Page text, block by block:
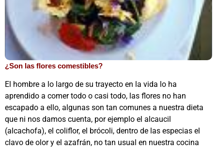
¿Son las flores comestibles?
El hombre a lo largo de su trayecto en la vida lo ha
aprendido a comer todo o casi todo, las flores no han
escapado a ello, algunas son tan comunes a nuestra dieta
que ni nos damos cuenta, por ejemplo el alcaucil
(alcachofa), el coliflor, el brócoli, dentro de las especias el
clavo de olor y el azafrán, no tan usual en nuestra cocina